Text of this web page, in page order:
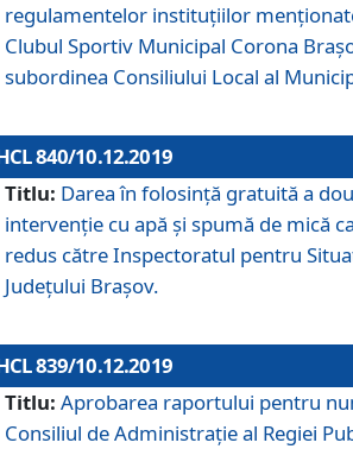
regulamentelor instituțiilor
Clubul Sportiv Municipal Corona
subordinea Consiliului Local al
840/10.12.2019
Titlu: Darea în folosință gratuită a
intervenție cu apă și spumă de mică
redus către Inspectoratul pentru
Judeţului Brașov.
839/10.12.2019
Titlu: Aprobarea raportului pentru
Consiliul de Administraţie al Regiei